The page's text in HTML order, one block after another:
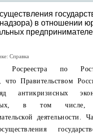
в отношении
Справка
Росреестра по
что Правительством
антикризисных
в том числе,
деятельности.